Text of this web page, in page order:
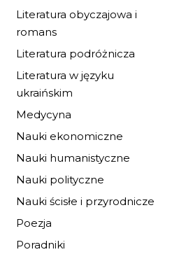
Literatura obyczajowa i
romans
Literatura podróżnicza
Literatura w języku
ukraińskim
Medycyna
Nauki ekonomiczne
Nauki humanistyczne
Nauki polityczne
Nauki ścisłe i przyrodnicze
Poezja
Poradniki